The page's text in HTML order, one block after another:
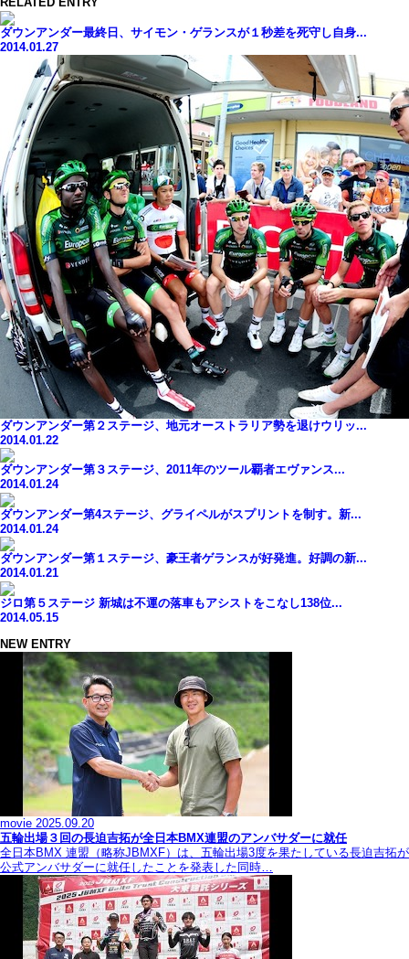
ダウンアンダー最終日、サイモン・ゲランスが１秒差を死守し自身...
2014.01.27
ダウンアンダー第２ステージ、地元オーストラリア勢を退けウリッ...
2014.01.22
ダウンアンダー第３ステージ、2011年のツール覇者エヴァンス...
2014.01.24
ダウンアンダー第4ステージ、グライペルがスプリントを制す。新...
2014.01.24
ダウンアンダー第１ステージ、豪王者ゲランスが好発進。好調の新...
2014.01.21
ジロ第５ステージ 新城は不運の落車もアシストをこなし138位...
2014.05.15
NEW ENTRY
movie 2025.09.20
五輪出場３回の長迫吉拓が全日本BMX連盟のアンバサダーに就任
全日本BMX 連盟（略称JBMXF）は、五輪出場3度を果たしている長迫吉拓が
公式アンバサダーに就任したことを発表した同時…